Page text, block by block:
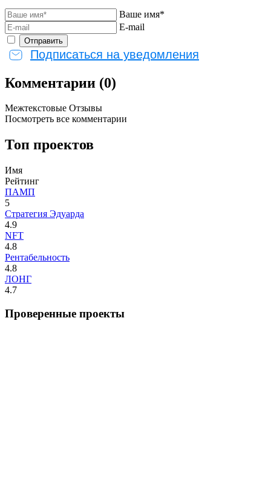
Ваше имя*
E-mail
Подписаться на уведомления
Комментарии (0)
Межтекстовые Отзывы
Посмотреть все комментарии
Топ проектов
Имя
Рейтинг
ПАМП
5
Стратегия Эдуарда
4.9
NFT
4.8
Рентабельность
4.8
ЛОНГ
4.7
Проверенные проекты